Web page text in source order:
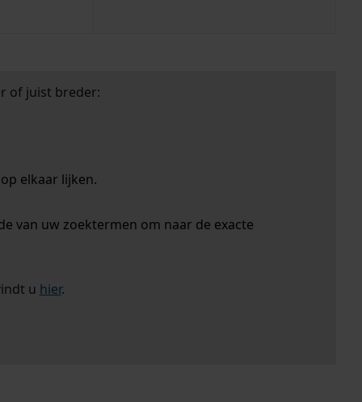
of juist breder:
elkaar lijken.
van uw zoektermen om naar de exacte
u hier.